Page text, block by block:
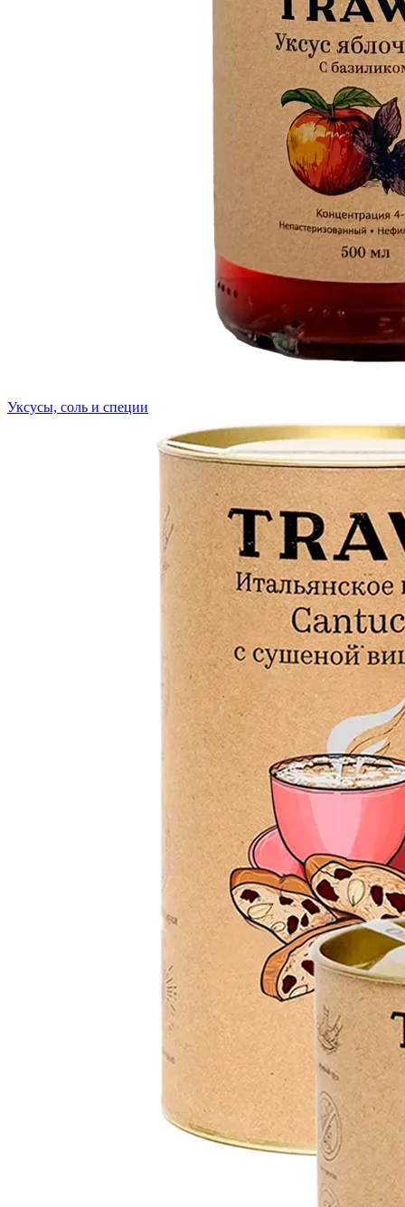
Уксусы, соль и специи